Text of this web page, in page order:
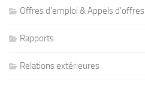
Offres d'emploi & Appels d'offres
Rapports
Relations extérieures